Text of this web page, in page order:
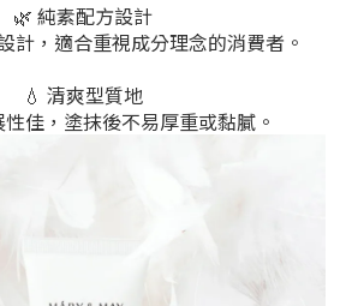
🌿 純素配方設計
計，適合重視成分理念的消費者。
💧 清爽型質地
佳，塗抹後不易厚重或黏膩。